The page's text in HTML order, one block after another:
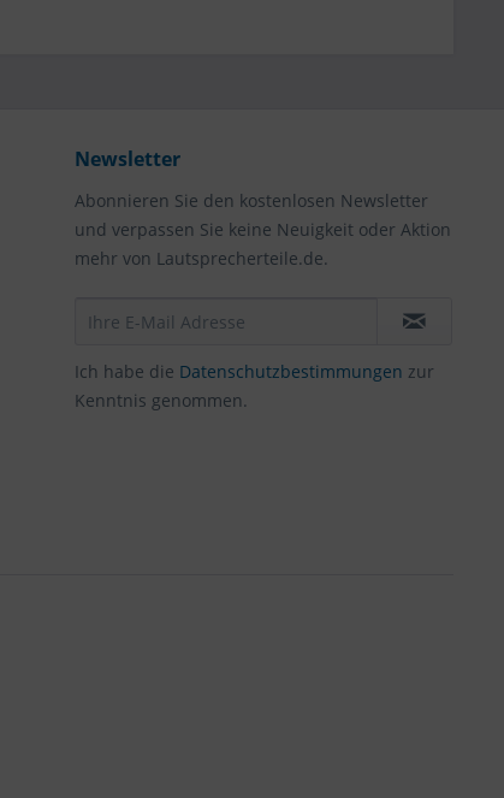
Newsletter
Abonnieren Sie den kostenlosen Newsletter
und verpassen Sie keine Neuigkeit oder Aktion
mehr von Lautsprecherteile.de.
Ich habe die Datenschutzbestimmungen zur
Kenntnis genommen.